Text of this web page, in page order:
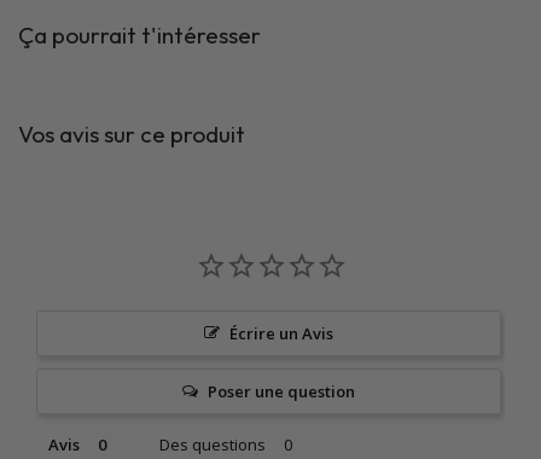
Ça pourrait t'intéresser
Vos avis sur ce produit
Écrire un Avis
Poser une question
Avis Des questions